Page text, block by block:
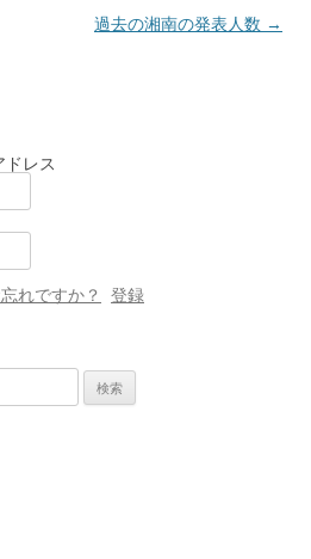
過去の湘南の発表人数 →
レス
れですか？ 登録